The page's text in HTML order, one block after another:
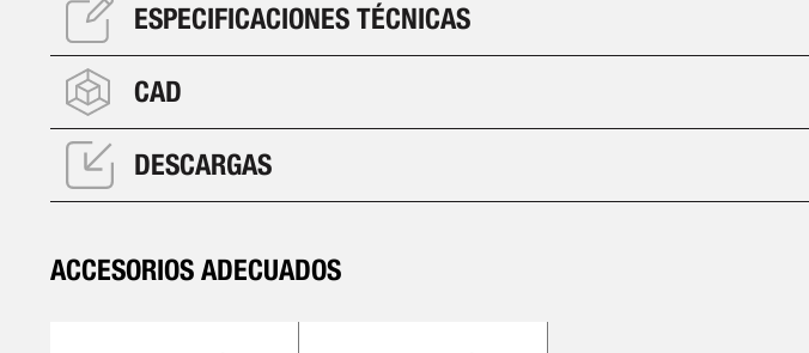
ESPECIFICACIONES TÉCNICAS
CAD
DESCARGAS
ACCESORIOS ADECUADOS